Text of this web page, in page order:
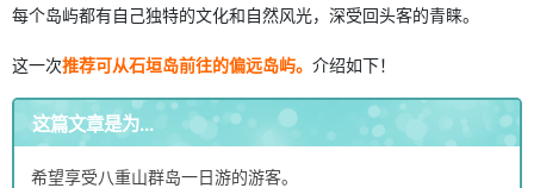
每个岛屿都有自己独特的文化和自然风光，深受回头客的青睐。
这一次推荐可从石垣岛前往的偏远岛屿。 介绍如下！
这篇文章是为...
希望享受八重山群岛一日游的游客。